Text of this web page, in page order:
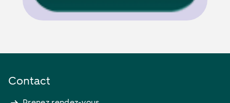
Contact